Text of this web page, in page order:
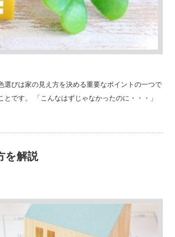
びは家の見え方を決める重要なポイントの一つで
です。 「こんなはずじゃなかったのに・・・」
を解説